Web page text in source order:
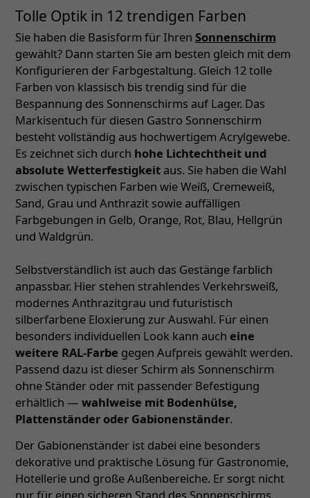
Tolle Optik in 12 trendigen Farben
Sie haben die Basisform für Ihren Sonnenschirm
gewählt? Dann starten Sie am besten gleich mit dem
Konfigurieren der Farbgestaltung. Gleich 12 tolle
Farben von klassisch bis trendig sind für die
Bespannung des Sonnenschirms auf Lager. Das
Markisentuch für diesen Gastro Sonnenschirm
besteht vollständig aus hochwertigem Acrylgewebe.
Es zeichnet sich durch hohe Lichtechtheit und
absolute Wetterfestigkeit aus. Sie haben die Wahl
zwischen typischen Farben wie Weiß, Cremeweiß,
Sand, Grau und Anthrazit sowie auffälligen
Farbgebungen in Gelb, Orange, Rot, Blau, Hellgrün
und Waldgrün.
Selbstverständlich ist auch das Gestänge farblich
anpassbar. Hier stehen strahlendes Verkehrsweiß,
modernes Anthrazitgrau und futuristisch
silberfarbene Eloxierung zur Auswahl. Für einen
besonders individuellen Look kann auch eine
weitere RAL-Farbe gegen Aufpreis gewählt werden.
Passend dazu ist dieser Schirm als Sonnenschirm
ohne Ständer oder mit passender Befestigung
erhältlich — wahlweise mit Bodenhülse,
Plattenständer oder Gabionenständer.
Der Gabionenständer ist dabei eine besonders
dekorative und praktische Lösung für Gastronomie,
Hotellerie und große Außenbereiche. Er sorgt nicht
nur für einen sicheren Stand des Sonnenschirms,